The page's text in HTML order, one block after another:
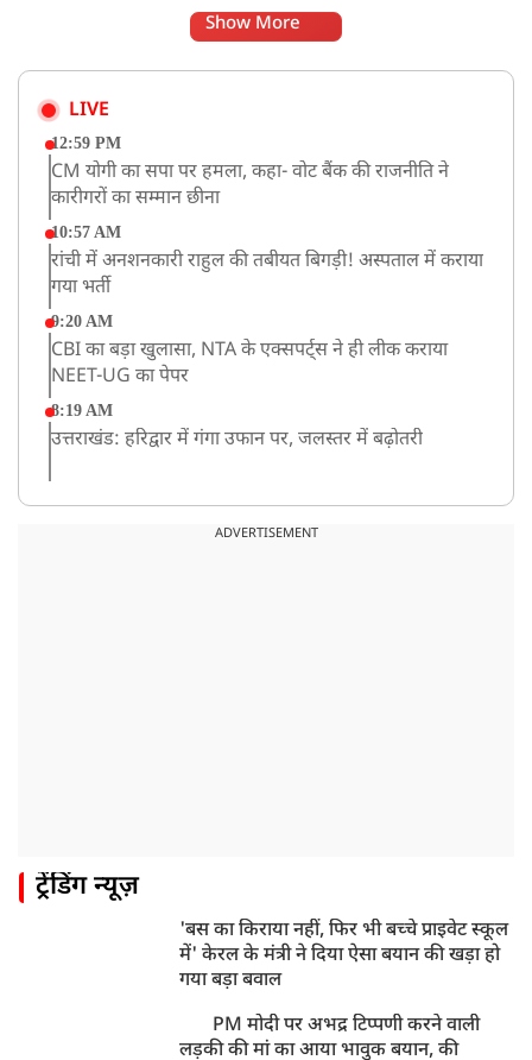
Show More
LIVE
12:59 PM
CM योगी का सपा पर हमला, कहा- वोट बैंक की राजनीति ने
कारीगरों का सम्मान छीना
10:57 AM
रांची में अनशनकारी राहुल की तबीयत बिगड़ी! अस्पताल में कराया
गया भर्ती
9:20 AM
CBI का बड़ा खुलासा, NTA के एक्सपर्ट्स ने ही लीक कराया
NEET-UG का पेपर
8:19 AM
उत्तराखंड: हरिद्वार में गंगा उफान पर, जलस्तर में बढ़ोतरी
UP: लखनऊ में चलती कार में लगी आग, युवक की जिंदा जलकर
ADVERTISEMENT
ट्रेंडिंग न्यूज़
'बस का किराया नहीं, फिर भी बच्चे प्राइवेट स्कूल
में' केरल के मंत्री ने दिया ऐसा बयान की खड़ा हो
गया बड़ा बवाल
PM मोदी पर अभद्र टिप्पणी करने वाली
लड़की की मां का आया भावुक बयान, की